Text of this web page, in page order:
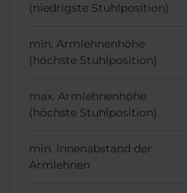
(niedrigste Stuhlposition)
min. Armlehnenhöhe
(höchste Stuhlposition)
max. Armlehnenhöhe
(höchste Stuhlposition)
min. Innenabstand der
Armlehnen